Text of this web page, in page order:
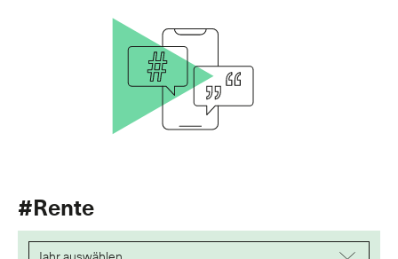
#Rente